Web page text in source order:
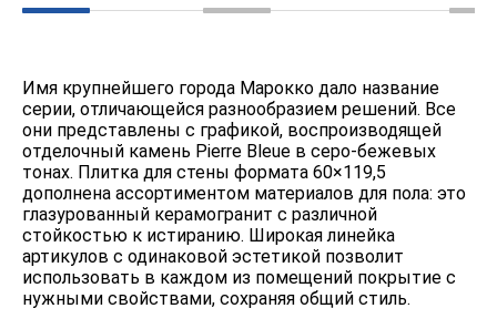
Имя крупнейшего города Марокко дало название
серии, отличающейся разнообразием решений. Все
они представлены с графикой, воспроизводящей
отделочный камень Pierre Bleue в серо-бежевых
тонах. Плитка для стены формата 60×119,5
дополнена ассортиментом материалов для пола: это
глазурованный керамогранит с различной
стойкостью к истиранию. Широкая линейка
артикулов с одинаковой эстетикой позволит
использовать в каждом из помещений покрытие с
нужными свойствами, сохраняя общий стиль.